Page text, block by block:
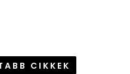
CIKKEK